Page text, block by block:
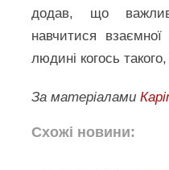
додав, що
навчитися
людині когось
За матеріалами
Схожі новини: